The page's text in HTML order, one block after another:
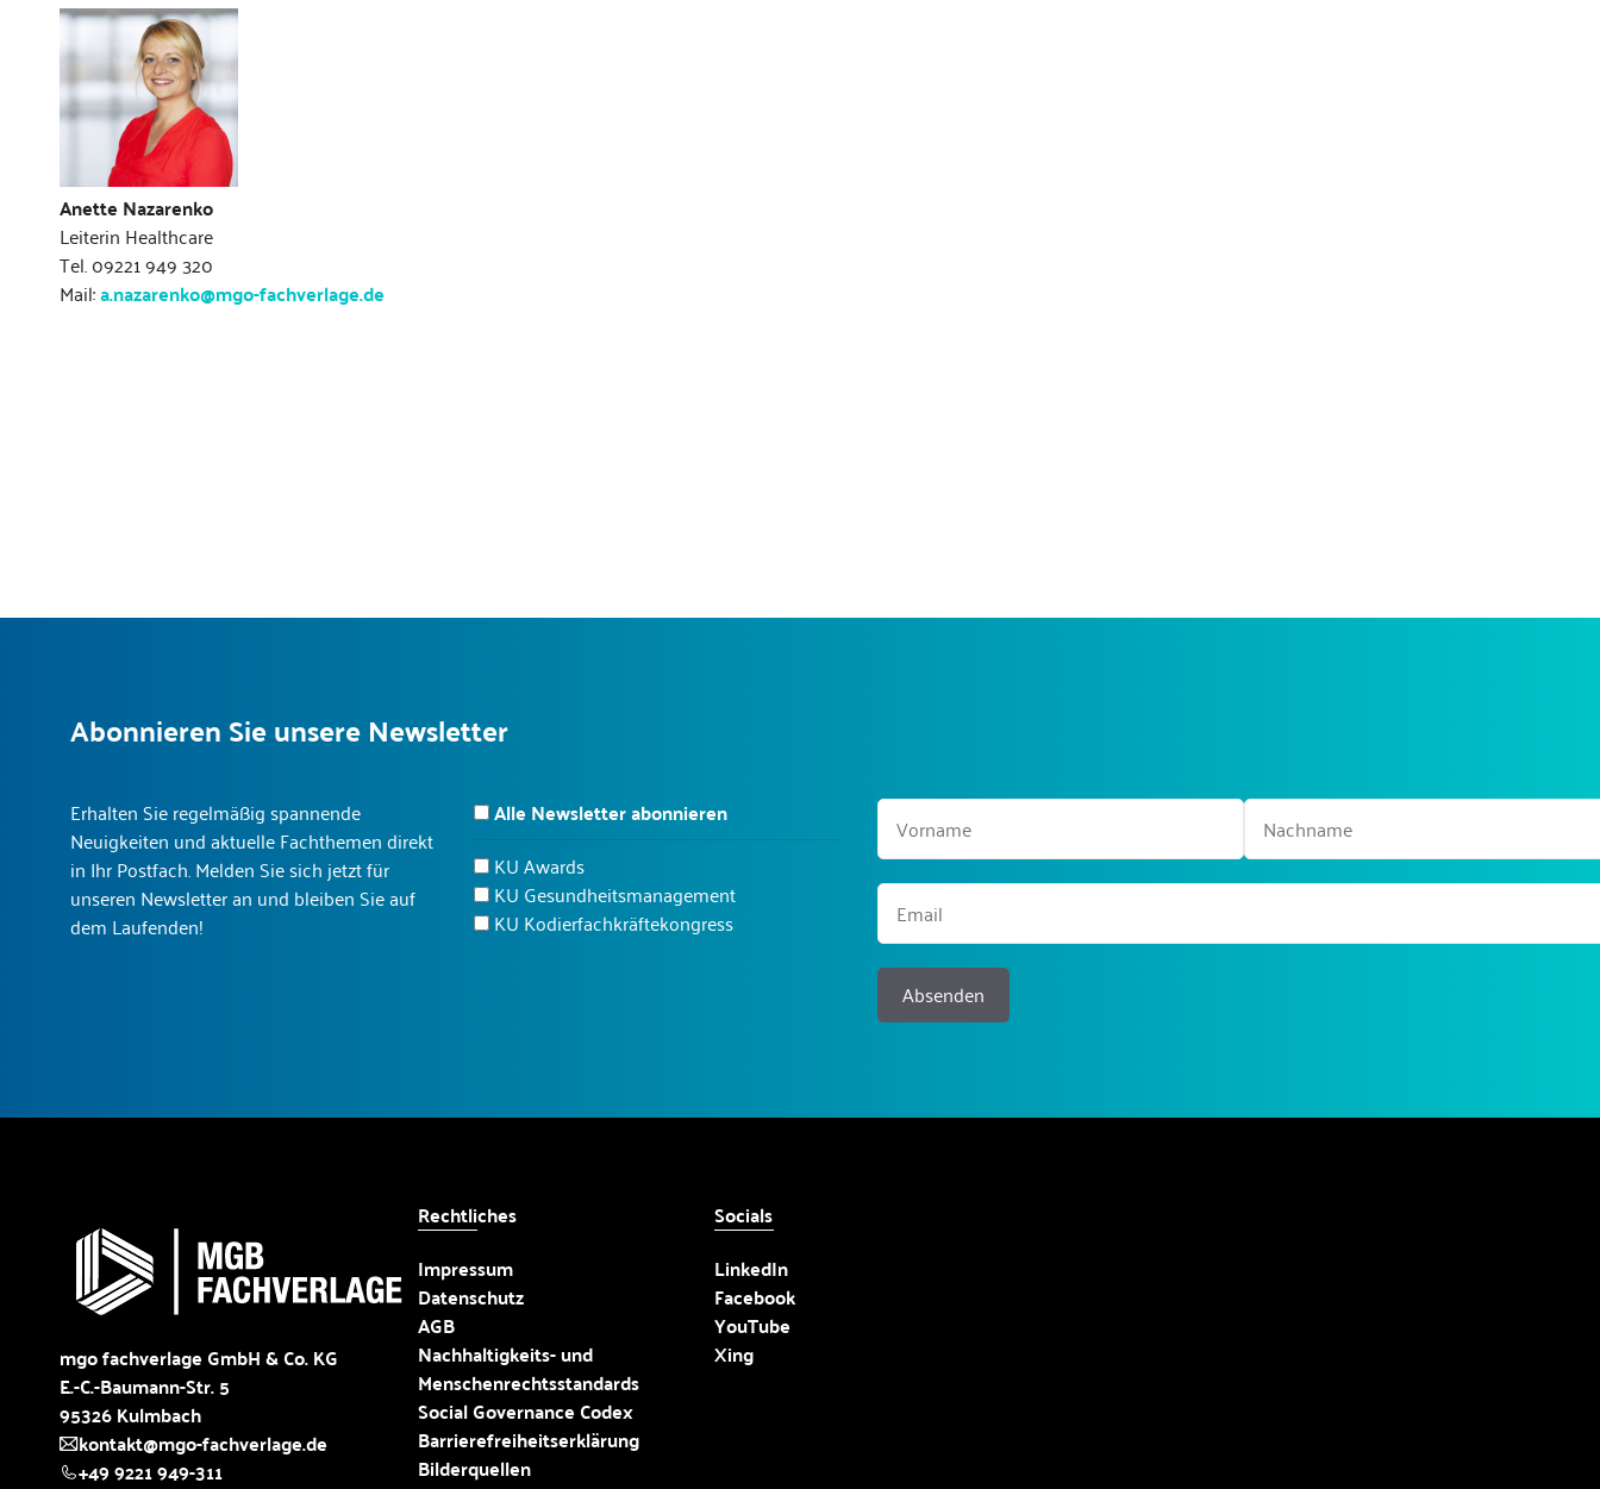
Anette Nazarenko
Leiterin Healthcare
Tel. 09221 949 320
Mail:a.nazarenko@mgo-fachverlage.de
Abonnieren Sie unsere Newsletter
Erhalten Sie regelmäßig spannende
Neuigkeiten und aktuelle Fachthemen direkt
in Ihr Postfach. Melden Sie sich jetzt für
unseren Newsletter an und bleiben Sie auf
dem Laufenden!
Alle Newsletter abonnieren
KU Awards
KU Gesundheitsmanagement
KU Kodierfachkräftekongress
Absenden
mgo fachverlage GmbH & Co. KG
E.-C.-Baumann-Str. 5
95326 Kulmbach
kontakt@mgo-fachverlage.de
+49 9221 949-311
Rechtliches
Impressum
Datenschutz
AGB
Nachhaltigkeits- und
Menschenrechtsstandards
Social Governance Codex
Barrierefreiheitserklärung
Bilderquellen
Socials
LinkedIn
Facebook
YouTube
Xing